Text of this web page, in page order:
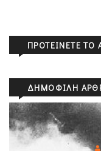
ΠΡΟΤΕΊΝΕΤΕ ΤΟ
ΔΗΜΟΦΙΛΉ